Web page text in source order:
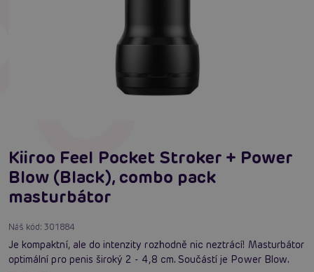
Kiiroo Feel Pocket Stroker + Power
Blow (Black), combo pack
masturbátor
Náš kód:301884
Je kompaktní, ale do intenzity rozhodně nic neztrácí! Masturbátor
optimální pro penis široký 2 - 4,8 cm. Součástí je Power Blow.